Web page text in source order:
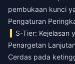
pembukaan kunci
Pengaturan
S-Tier: Kejelasan
Penargetan
Cerdas pada